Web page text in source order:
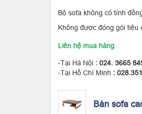
Bộ sofa không có tính
Không được đóng gói tiêu
Liên hệ mua hàng
-Tại Hà Nội : 024. 3665
-Tại Hồ Chí Minh :
Bàn sofa